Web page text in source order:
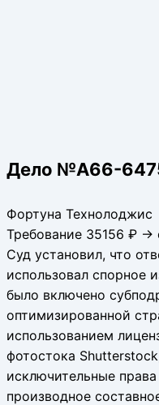
Дело №А66-
Фортуна Технолоджис
Требование 35156 ₽ →
Суд установил, что
использовал спорное
было включено
оптимизированной
использованием
фотостока
исключительные
производное